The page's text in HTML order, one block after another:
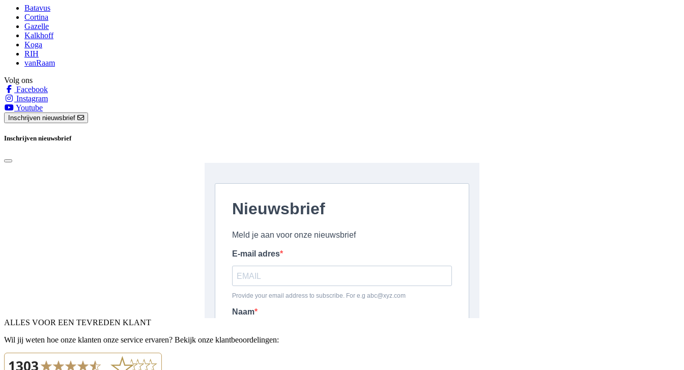
Batavus
Cortina
Gazelle
Kalkhoff
Koga
RIH
vanRaam
Volg ons
Facebook
Instagram
Youtube
Inschrijven nieuwsbrief
Inschrijven nieuwsbrief
ALLES VOOR EEN TEVREDEN KLANT
Wil jij weten hoe onze klanten onze service ervaren? Bekijk onze klantbeoordelingen: